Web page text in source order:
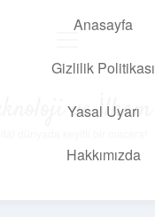
Anasayfa
Gizlilik Politikası
Yasal Uyarı
Hakkımızda
Teknoloji ve İlham